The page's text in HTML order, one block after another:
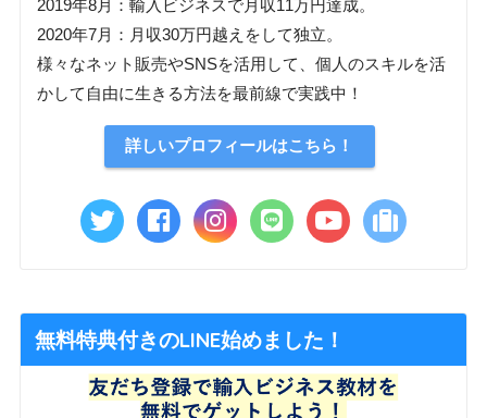
2019年8月：輸入ビジネスで月収11万円達成。
2020年7月：月収30万円越えをして独立。
様々なネット販売やSNSを活用して、個人のスキルを活
かして自由に生きる方法を最前線で実践中！
詳しいプロフィールはこちら！
無料特典付きのLINE始めました！